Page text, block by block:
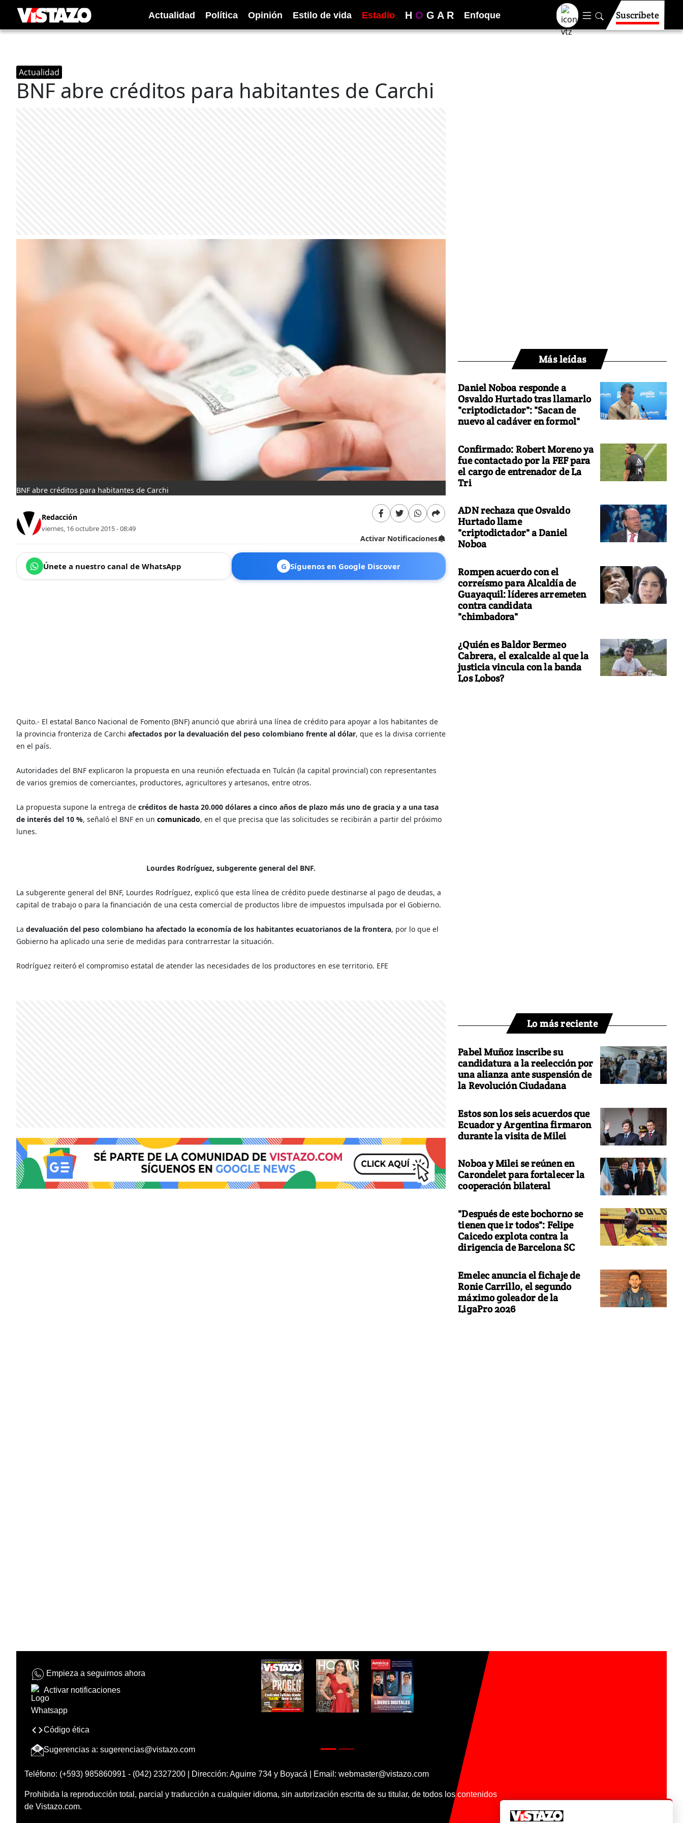
Actualidad Política Opinión Estilo de vida Estadio H O G A R Enfoque Suscríbete
Actualidad
BNF abre créditos para habitantes de Carchi
BNF abre créditos para habitantes de Carchi
Redacción
viernes, 16 octubre 2015 - 08:49
Activar Notificaciones
Únete a nuestro canal de WhatsApp G Síguenos en Google Discover
Quito.- El estatal Banco Nacional de Fomento (BNF) anunció que abrirá una línea de crédito para apoyar a los habitantes de
la provincia fronteriza de Carchi afectados por la devaluación del peso colombiano frente al dólar, que es la divisa corriente
en el país.
Autoridades del BNF explicaron la propuesta en una reunión efectuada en Tulcán (la capital provincial) con representantes
de varios gremios de comerciantes, productores, agricultores y artesanos, entre otros.
La propuesta supone la entrega de créditos de hasta 20.000 dólares a cinco años de plazo más uno de gracia y a una tasa
de interés del 10 %, señaló el BNF en un comunicado, en el que precisa que las solicitudes se recibirán a partir del próximo
lunes.
Lourdes Rodríguez, subgerente general del BNF.
La subgerente general del BNF, Lourdes Rodríguez, explicó que esta línea de crédito puede destinarse al pago de deudas, a
capital de trabajo o para la financiación de una cesta comercial de productos libre de impuestos impulsada por el Gobierno.
La devaluación del peso colombiano ha afectado la economía de los habitantes ecuatorianos de la frontera, por lo que el
Gobierno ha aplicado una serie de medidas para contrarrestar la situación.
Rodríguez reiteró el compromiso estatal de atender las necesidades de los productores en ese territorio. EFE
Más leídas
Daniel Noboa responde a
Osvaldo Hurtado tras llamarlo
"criptodictador": "Sacan de
nuevo al cadáver en formol"
Confirmado: Robert Moreno ya
fue contactado por la FEF para
el cargo de entrenador de La
Tri
ADN rechaza que Osvaldo
Hurtado llame
"criptodictador" a Daniel
Noboa
Rompen acuerdo con el
correísmo para Alcaldía de
Guayaquil: líderes arremeten
contra candidata
"chimbadora"
¿Quién es Baldor Bermeo
Cabrera, el exalcalde al que la
justicia vincula con la banda
Los Lobos?
Lo más reciente
Pabel Muñoz inscribe su
candidatura a la reelección por
una alianza ante suspensión de
la Revolución Ciudadana
Estos son los seis acuerdos que
Ecuador y Argentina firmaron
durante la visita de Milei
Noboa y Milei se reúnen en
Carondelet para fortalecer la
cooperación bilateral
"Después de este bochorno se
tienen que ir todos": Felipe
Caicedo explota contra la
dirigencia de Barcelona SC
Emelec anuncia el fichaje de
Ronie Carrillo, el segundo
máximo goleador de la
LigaPro 2026
Empieza a seguirnos ahora
Activar notificaciones
Código ética
Sugerencias a: sugerencias@vistazo.com
Teléfono: (+593) 985860991 - (042) 2327200 | Dirección: Aguirre 734 y Boyacá | Email: webmaster@vistazo.com
Prohibida la reproducción total, parcial y traducción a cualquier idioma, sin autorización escrita de su titular, de todos los contenidos
de Vistazo.com.